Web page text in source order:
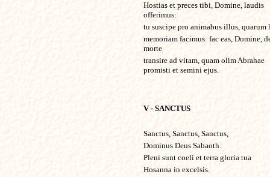
Hostias et preces tibi, Domine, laudis
offerimus:
tu suscipe pro animabus illus, quarum
memoriam facimus: fac eas, Domine,
morte
transire ad vitam, quam olim Abrahae
promisti et semini ejus.
V - SANCTUS
Sanctus, Sanctus, Sanctus,
Dominus Deus Sabaoth.
Pleni sunt coeli et terra gloria tua
Hosanna in excelsis.